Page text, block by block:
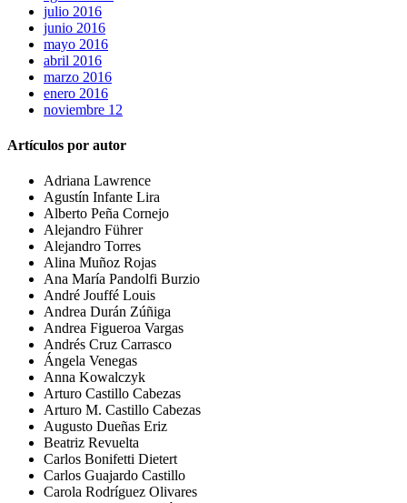
julio 2016
junio 2016
mayo 2016
abril 2016
marzo 2016
enero 2016
noviembre 12
Artículos por autor
Adriana Lawrence
Agustín Infante Lira
Alberto Peña Cornejo
Alejandro Führer
Alejandro Torres
Alina Muñoz Rojas
Ana María Pandolfi Burzio
André Jouffé Louis
Andrea Durán Zúñiga
Andrea Figueroa Vargas
Andrés Cruz Carrasco
Ángela Venegas
Anna Kowalczyk
Arturo Castillo Cabezas
Arturo M. Castillo Cabezas
Augusto Dueñas Eriz
Beatriz Revuelta
Carlos Bonifetti Dietert
Carlos Guajardo Castillo
Carola Rodríguez Olivares